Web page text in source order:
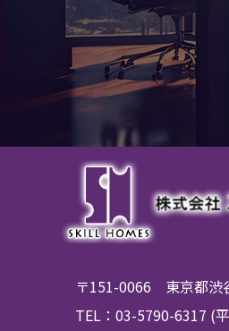
〒151-0066 東京都渋
TEL：03-5790-6317 (